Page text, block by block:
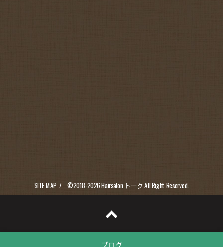
SITE MAP ©2018-2026Hairsalon トーク All Right Reserved.
ブログ